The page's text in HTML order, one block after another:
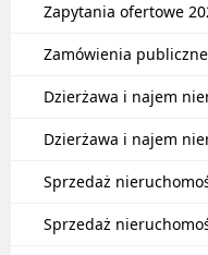
Zapytania ofertowe
Zamówienia
Dzierżawa i najem
Dzierżawa i najem
Sprzedaż
Sprzedaż